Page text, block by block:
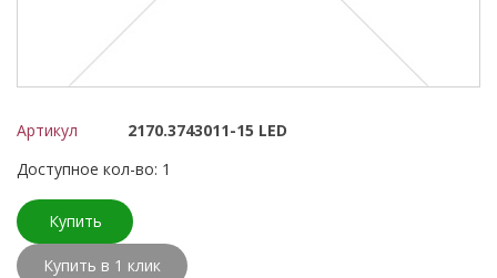
Артикул
2170.3743011-15 LED
Доступное кол-во: 1
Купить
Купить в 1 клик